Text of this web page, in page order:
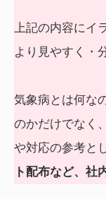
上記の内容にイ
より見やすく・
気象病とは何な
のかだけでなく
や対応の参考と
ト配布など、社